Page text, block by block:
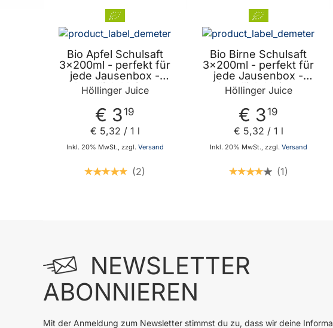
Bio Apfel Schulsaft
3x200ml - perfekt für
jede Jausenbox -
handlich kleiner
Durstlöscher - mit
Strohhalm von Höllinger
Juice
Höllinger Juice
€ 319
Inkl. 20% MwSt., zzgl. Versand
€ 5,32 / 1 l
2
Bio Birne Schulsaft
3x200ml - perfekt für
jede Jausenbox -
handlich kleiner
Durstlöscher - mit
Strohhalm von Höllinger
Juice
Höllinger Juice
€ 319
Inkl. 20% MwSt., zzgl. Versand
€ 5,32 / 1 l
1
NEWSLETTER
ABONNIEREN
Mit der Anmeldung zum Newsletter stimmst du zu, dass wir deine